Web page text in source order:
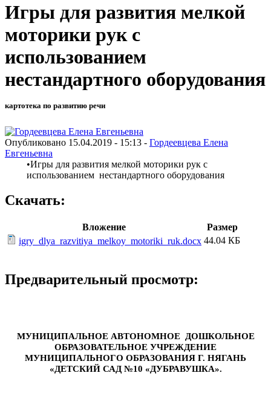
Игры для развития мелкой
моторики рук с
использованием
нестандартного оборудования
картотека по развитию речи
Опубликовано 15.04.2019 - 15:13 - Гордеевцева Елена
Евгеньевна
•Игры для развития мелкой моторики рук с
использованием нестандартного оборудования
Скачать:
Вложение
Размер
igry_dlya_razvitiya_melkoy_motoriki_ruk.docx 44.04 КБ
Предварительный просмотр:
МУНИЦИПАЛЬНОЕ АВТОНОМНОЕ ДОШКОЛЬНОЕ
ОБРАЗОВАТЕЛЬНОЕ УЧРЕЖДЕНИЕ
МУНИЦИПАЛЬНОГО ОБРАЗОВАНИЯ Г. НЯГАНЬ
«ДЕТСКИЙ САД №10 «ДУБРАВУШКА».